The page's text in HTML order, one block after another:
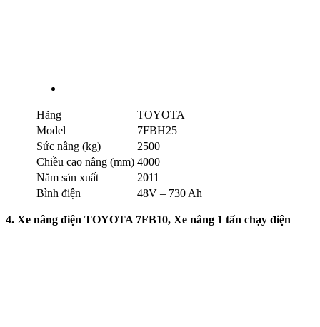
Hãng
TOYOTA
Model
7FBH25
Sức nâng (kg)
2500
Chiều cao nâng (mm) 4000
Năm sản xuất
2011
Bình điện
48V – 730 Ah
4. Xe nâng điện TOYOTA 7FB10, Xe nâng 1 tấn chạy điện